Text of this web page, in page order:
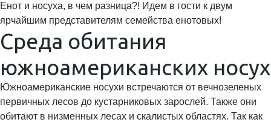
Енот и носуха, в чем разница?! Идем в гости к двум
ярчайшим представителям семейства енотовых!
Среда обитания
южноамериканских носух
Южноамериканские носухи встречаются от вечнозеленых
первичных лесов до кустарниковых зарослей. Также они
обитают в низменных лесах и скалистых областях. Так как